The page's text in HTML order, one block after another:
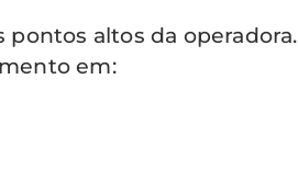
altos da
em: